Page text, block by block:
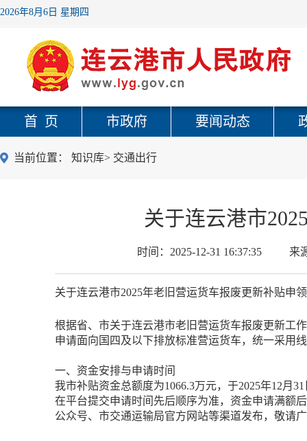
2026年8月6日 星期四
首 页 市政府 要闻动态
当前位置： 知识库> 交通出行
关于连云港市
时间： 2025-12-31 16:37:35 来
关于连云港市2025年老旧营运货车报废更新补贴申
根据省、市关于连云港市老旧营运货车报废更新工
申请面向国四及以下排放标准营运货车，统一采用
一、资金安排与申请时间
我市补贴资金总额度为1066.3万元，于2025年12月
在平台提交申请时间先后顺序为准，资金申请满额
公众号、市交通运输局官方网站等渠道发布，敬请